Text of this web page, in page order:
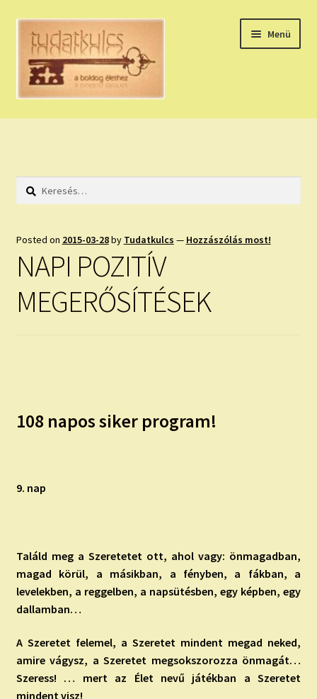
Ugrás
navigációhoz
Kilépés
tartalomba
Menü
HÚZZ EGY KÁRTYÁT!
HOLDNAPTÁR
NAPI ASZTROLÓGIA
KÉRJ EGY MEGERŐSÍTÉST!
IRATKOZZ FEL A VIDEÓ CSATORNÁNKRA!
Keresés:
Posted on 2015-03-28by Tudatkulcs — Hozzászólás most!
NAPI POZITÍV
MEGERŐSÍTÉSEK
108 napos siker program!
9. nap
Találd meg a Szeretetet ott, ahol vagy: önmagadban,
magad körül, a másikban, a fényben, a fákban, a
levelekben, a reggelben, a napsütésben, egy képben, egy
dallamban…
A Szeretet felemel, a Szeretet mindent megad neked,
amire vágysz, a Szeretet megsokszorozza önmagát…
Szeress! … mert az Élet nevű játékban a Szeretet
mindent visz!